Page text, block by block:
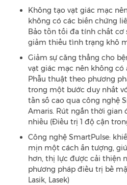
Không tạo vạt giác mạc
không có các biến chứng
Bảo tồn tối đa tính chất cơ
giảm thiểu tình trạng khô
Giảm sự căng thẳng cho
vạt giác mạc nên không có
Phẫu thuật theo phương
trong một bước duy nhất
tần số cao qua công nghệ
Amaris. Rút ngắn thời
nhiều (Điều trị 1 độ cận
Công nghệ SmartPulse:
mịn một cách ấn tượng,
hơn, thị lực được cải thiện
phương pháp điều trị bề
Lasik, Lasek)